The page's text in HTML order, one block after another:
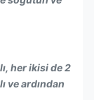
her ikisi de 2
ve ardından